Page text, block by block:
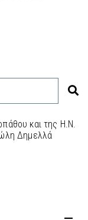
και της Η.Ν.
Δημελλά